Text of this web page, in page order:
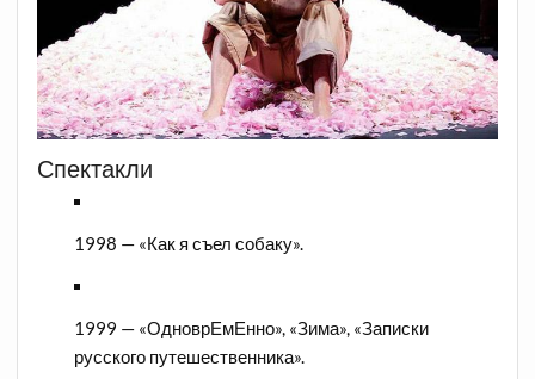
Спектакли
1998 — «Как я съел собаку».
1999 — «ОдноврЕмЕнно», «Зима», «Записки
русского путешественника».